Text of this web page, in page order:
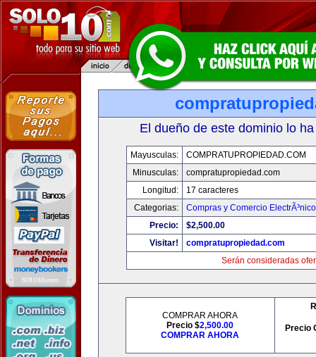
El dueño de este dominio lo
Mayusculas:
COMPRATUPROPIEDAD.COM
Minusculas:
compratupropiedad.com
Longitud:
17 caracteres
Categorias:
Compras y Comercio ElectrÃ³nico
Precio:
$2,500.00
Visitar!
compratupropiedad.com
Serán consideradas
COMPRAR AHORA
Precio $2,500.00
COMPRAR AHORA
Precio